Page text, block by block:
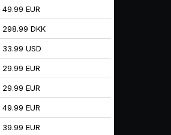
49.99 EUR
298.99 DKK
33.99 USD
29.99 EUR
29.99 EUR
49.99 EUR
39.99 EUR